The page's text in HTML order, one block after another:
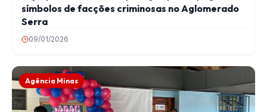
símbolos de facções criminosas no Aglomerado
Serra
09/01/2026
Agência Minas